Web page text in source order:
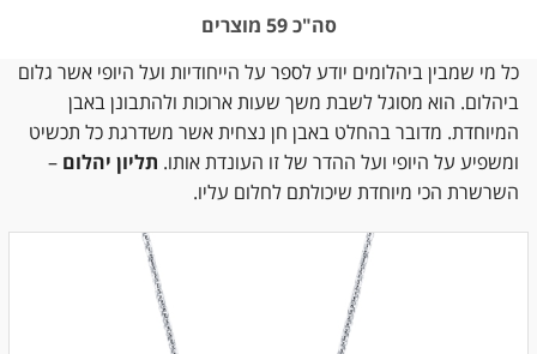
סה"כ59 מוצרים
כל מי שמבין ביהלומים יודע לספר על הייחודיות ועל היופי אשר גלום
ביהלום. הוא מסוגל לשבת משך שעות ארוכות ולהתבונן באבן
המיוחדת. מדובר בהחלט באבן חן נצחית אשר משדרגת כל תכשיט
ומשפיע על היופי ועל ההדר של זו העונדת אותו. תליון יהלום –
השרשרת הכי מיוחדת שיכולתם לחלום עליו.